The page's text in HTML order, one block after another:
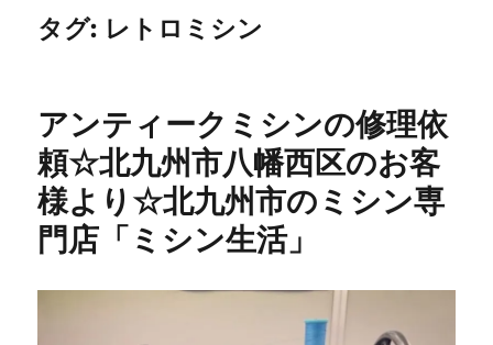
タグ: レトロミシン
アンティークミシンの修理依
頼☆北九州市八幡西区のお客
様より☆北九州市のミシン専
門店「ミシン生活」